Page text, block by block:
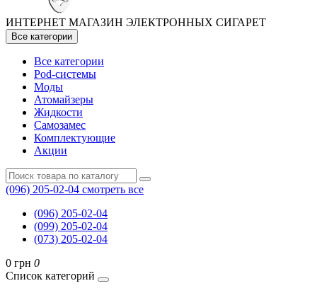
ИНТЕРНЕТ МАГАЗИН ЭЛЕКТРОННЫХ СИГАРЕТ
Все категории
Все категории
Pod-системы
Моды
Атомайзеры
Жидкости
Самозамес
Комплектующие
Акции
(096) 205-02-04 смотреть все
(096) 205-02-04
(099) 205-02-04
(073) 205-02-04
0 грн 0
Список категорий